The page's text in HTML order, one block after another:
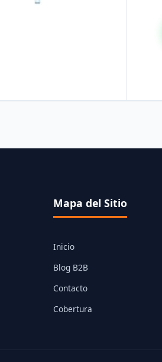
Mapa del Sitio
Inicio
Blog B2B
Contacto
Cobertura